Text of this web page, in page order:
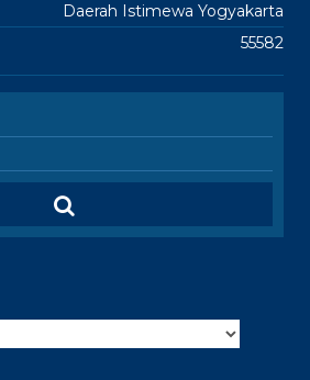
Daerah Istimewa Yogyakarta
55582